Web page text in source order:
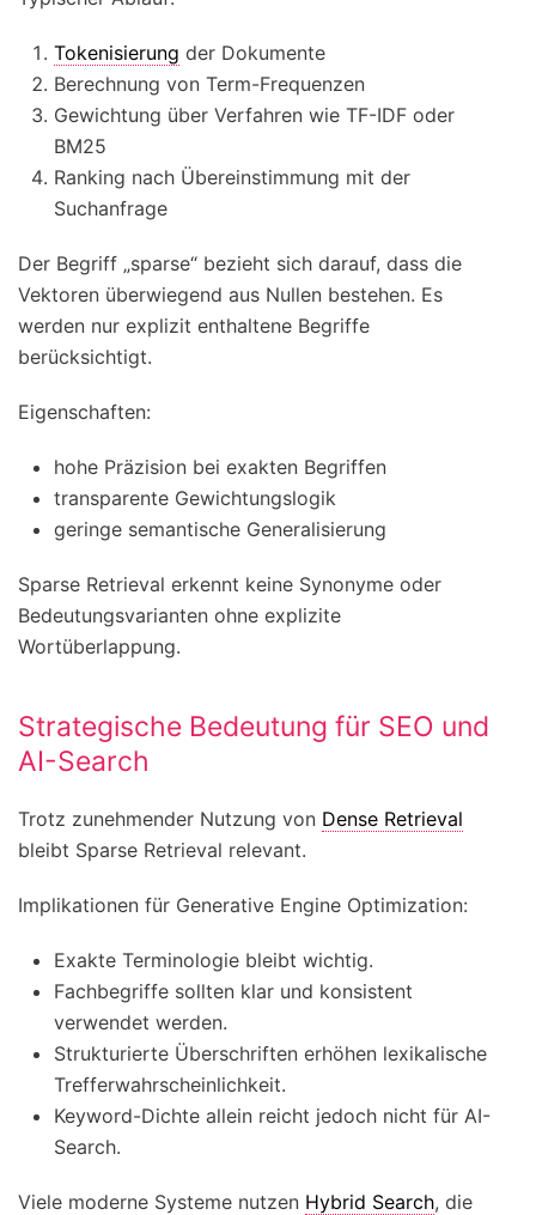
Tokenisierung der Dokumente
Berechnung von Term-Frequenzen
Gewichtung über Verfahren wie TF-IDF oder
BM25
Ranking nach Übereinstimmung mit der
Suchanfrage
Der Begriff „sparse“ bezieht sich darauf, dass die
Vektoren überwiegend aus Nullen bestehen. Es
werden nur explizit enthaltene Begriffe
berücksichtigt.
Eigenschaften:
hohe Präzision bei exakten Begriffen
transparente Gewichtungslogik
geringe semantische Generalisierung
Sparse Retrieval erkennt keine Synonyme oder
Bedeutungsvarianten ohne explizite
Wortüberlappung.
Strategische Bedeutung für SEO und
AI-Search
Trotz zunehmender Nutzung von Dense Retrieval
bleibt Sparse Retrieval relevant.
Implikationen für Generative Engine Optimization:
Exakte Terminologie bleibt wichtig.
Fachbegriffe sollten klar und konsistent
verwendet werden.
Strukturierte Überschriften erhöhen lexikalische
Trefferwahrscheinlichkeit.
Keyword-Dichte allein reicht jedoch nicht für AI-
Search.
Viele moderne Systeme nutzen Hybrid Search, die